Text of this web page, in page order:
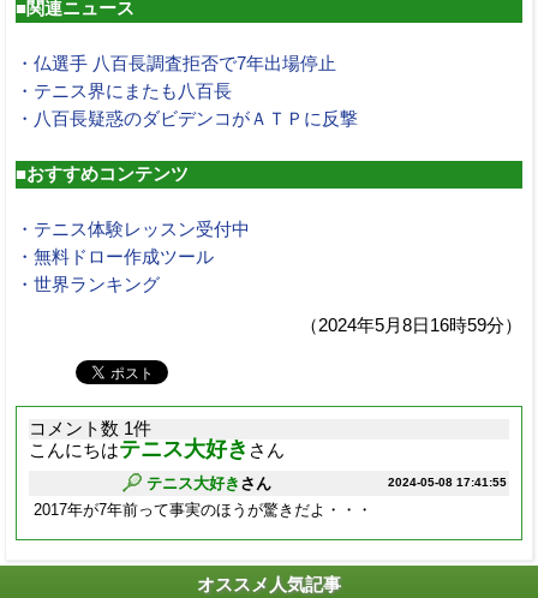
■関連ニュース
・仏選手 八百長調査拒否で7年出場停止
・テニス界にまたも八百長
・八百長疑惑のダビデンコがＡＴＰに反撃
■おすすめコンテンツ
・テニス体験レッスン受付中
・無料ドロー作成ツール
・世界ランキング
（2024年5月8日16時59分）
コメント数 1件
こんにちはテニス大好き さん
2024-05-08 17:41:55
テニス大好き さん
2017年が7年前って事実のほうが驚きだよ・・・
オススメ人気記事